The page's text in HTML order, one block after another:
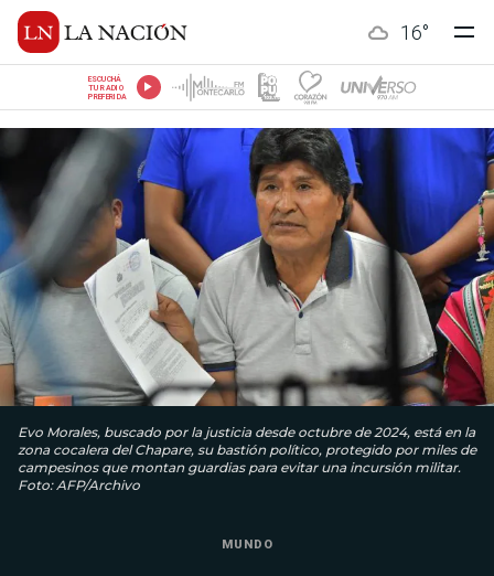
16°
ESCUCHÁ
TU RADIO
PREFERIDA
Evo Morales, buscado por la justicia desde octubre de 2024, está en la
zona cocalera del Chapare, su bastión político, protegido por miles de
campesinos que montan guardias para evitar una incursión militar.
Foto: AFP/Archivo
MUNDO